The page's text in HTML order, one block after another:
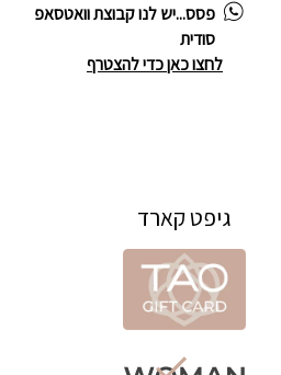
פסס...יש לנו קבוצת וואטסאפ
סודית
לחצו כאן כדי להצטרף
גיפט קארד